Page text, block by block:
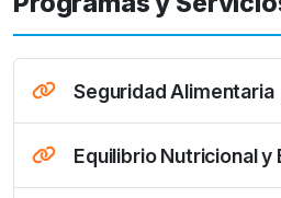
Seguridad Alimentaria